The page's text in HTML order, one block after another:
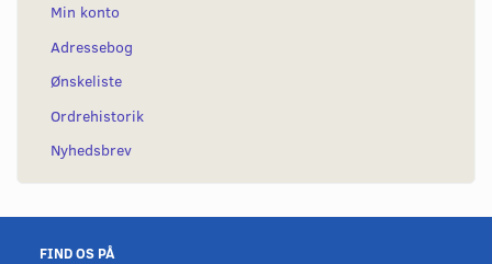
Min konto
Adressebog
Ønskeliste
Ordrehistorik
Nyhedsbrev
FIND OS PÅ